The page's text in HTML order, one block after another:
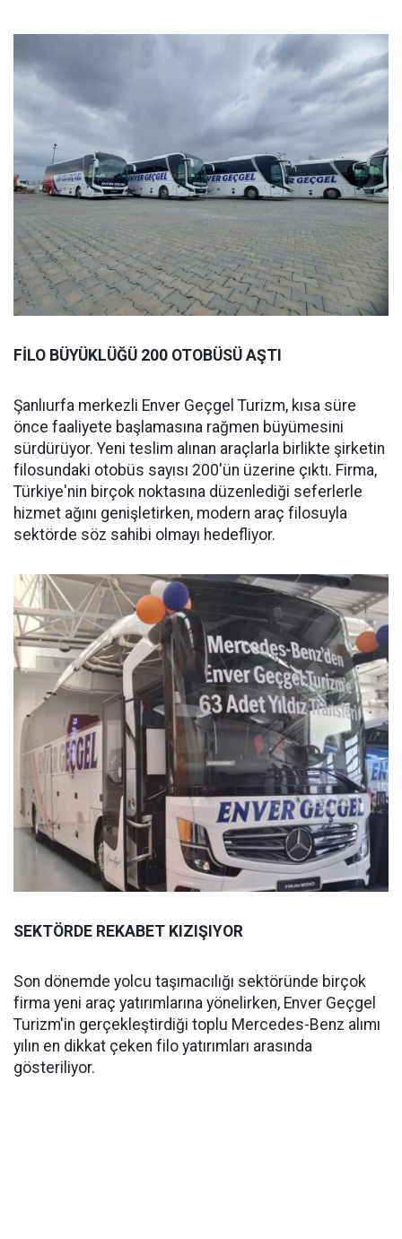
FİLO BÜYÜKLÜĞÜ 200 OTOBÜSÜ AŞTI
Şanlıurfa merkezli Enver Geçgel Turizm, kısa süre
önce faaliyete başlamasına rağmen büyümesini
sürdürüyor. Yeni teslim alınan araçlarla birlikte şirketin
filosundaki otobüs sayısı 200'ün üzerine çıktı. Firma,
Türkiye'nin birçok noktasına düzenlediği seferlerle
hizmet ağını genişletirken, modern araç filosuyla
sektörde söz sahibi olmayı hedefliyor.
SEKTÖRDE REKABET KIZIŞIYOR
Son dönemde yolcu taşımacılığı sektöründe birçok
firma yeni araç yatırımlarına yönelirken, Enver Geçgel
Turizm'in gerçekleştirdiği toplu Mercedes-Benz alımı
yılın en dikkat çeken filo yatırımları arasında
gösteriliyor.